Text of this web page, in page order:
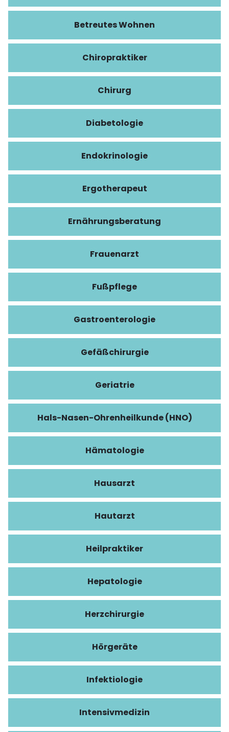
Betreutes Wohnen
Chiropraktiker
Chirurg
Diabetologie
Endokrinologie
Ergotherapeut
Ernährungsberatung
Frauenarzt
Fußpflege
Gastroenterologie
Gefäßchirurgie
Geriatrie
Hals-Nasen-Ohrenheilkunde (HNO)
Hämatologie
Hausarzt
Hautarzt
Heilpraktiker
Hepatologie
Herzchirurgie
Hörgeräte
Infektiologie
Intensivmedizin